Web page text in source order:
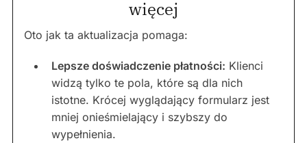
więcej
Oto jak ta aktualizacja pomaga:
Lepsze doświadczenie płatności: Klienci
widzą tylko te pola, które są dla nich
istotne. Krócej wyglądający formularz jest
mniej onieśmielający i szybszy do
wypełnienia.